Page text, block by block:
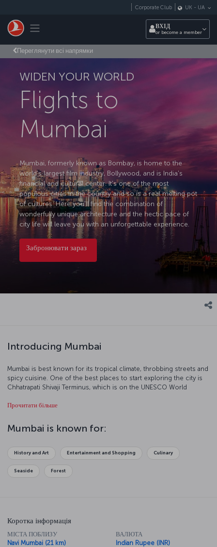
Toggle navigation
Corporate Club UK - UA
ВХІД
or become a member
Переглянути всі напрямки
WIDEN YOUR WORLD
Flights to
Mumbai
Mumbai, formerly known as Bombay, is home to the
world's largest film industry, Bollywood, and is India's
financial and cultural center. It's one of the most
populous cities in the country and so is a real melting pot
of cultures. Here you'll find the combination of
wonderfully unique architecture and the hectic pace of
city life will leave you with an unforgettable experience.
Забронювати зараз
Introducing Mumbai
Mumbai is best known for its tropical climate, throbbing streets and
spicy cuisine. One of the best places to start exploring the city is
Chhatrapati Shivaji Terminus, which is on the UNESCO World
Art will give you a sense of the city’s history and art, and you’ll see
can sample some of India's signature spicy dishes. And if you want
to venture out of the city, be sure to visit the Elephanta Caves
Прочитати більше
Mumbai is known for:
History and Art Entertainment and Shopping Culinary
Seaside Forest
Коротка інформація
МІСТА ПОБЛИЗУ
Navi Mumbai (21 km)
ВАЛЮТА
Indian Rupee (INR)